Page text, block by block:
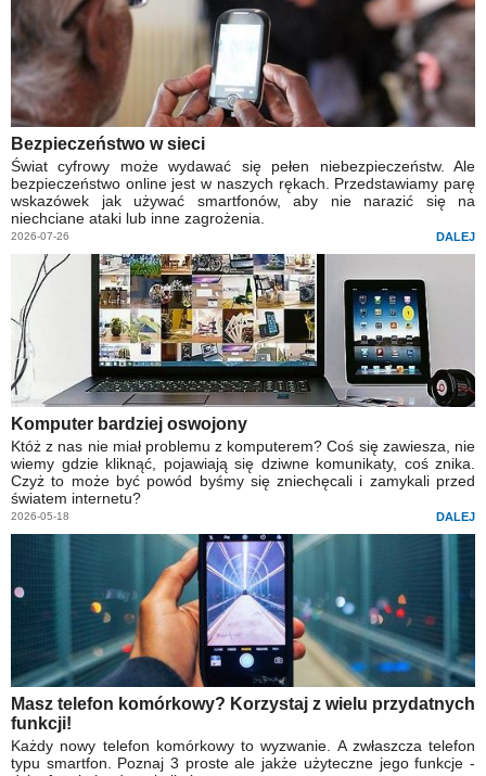
Bezpieczeństwo w sieci
Świat cyfrowy może wydawać się pełen niebezpieczeństw. Ale
bezpieczeństwo online jest w naszych rękach. Przedstawiamy parę
wskazówek jak używać smartfonów, aby nie narazić się na
niechciane ataki lub inne zagrożenia.
2026-07-26 DALEJ
Komputer bardziej oswojony
Któż z nas nie miał problemu z komputerem? Coś się zawiesza, nie
wiemy gdzie kliknąć, pojawiają się dziwne komunikaty, coś znika.
Czyż to może być powód byśmy się zniechęcali i zamykali przed
światem internetu?
2026-05-18 DALEJ
Masz telefon komórkowy? Korzystaj z wielu przydatnych
funkcji!
Każdy nowy telefon komórkowy to wyzwanie. A zwłaszcza telefon
typu smartfon. Poznaj 3 proste ale jakże użyteczne jego funkcje -